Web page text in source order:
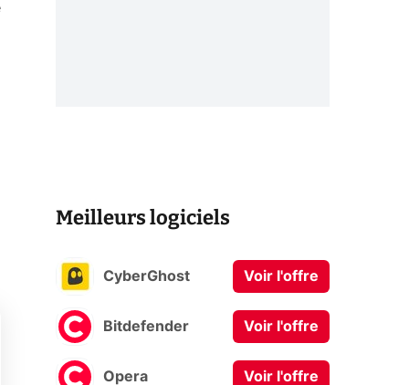
Meilleurs logiciels
CyberGhost Voir l'offre
Bitdefender Voir l'offre
Opera Voir l'offre